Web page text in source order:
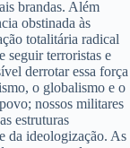
brandas. Além
obstinada às
totalitária radical
seguir terroristas e
derrotar essa força
o globalismo e o
nossos militares
estruturas
da ideologização. As